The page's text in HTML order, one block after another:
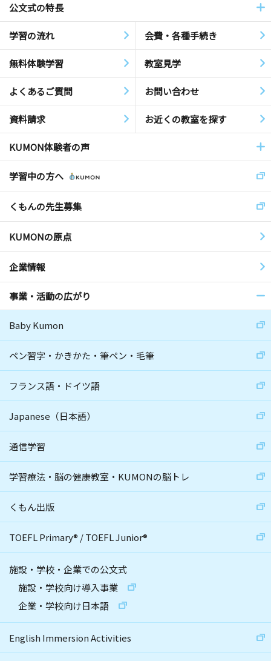
公文式の特長
学習の流れ 会費・各種手続き
無料体験学習 教室見学
よくあるご質問 お問い合わせ
資料請求 お近くの教室を探す
KUMON体験者の声
学習中の方へ
くもんの先生募集
KUMONの原点
企業情報
事業・活動の広がり
Baby Kumon
ペン習字・かきかた・筆ペン・毛筆
フランス語・ドイツ語
Japanese（日本語）
通信学習
学習療法・脳の健康教室・KUMONの脳トレ
くもん出版
TOEFL Primary® /TOEFL Junior®
施設・学校・企業での公文式
施設・学校向け導入事業
企業・学校向け日本語
English Immersion Activities